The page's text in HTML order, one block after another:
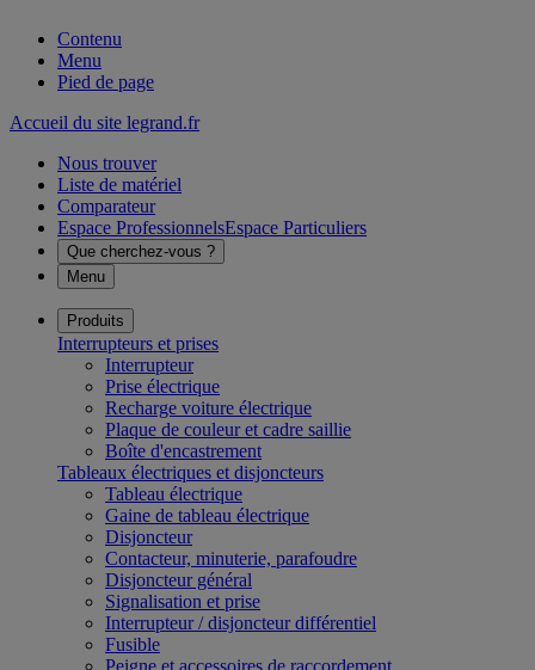
Contenu
Menu
Pied de page
Accueil du site legrand.fr
Nous trouver
Liste de matériel
Comparateur
Espace ProfessionnelsEspace Particuliers
Que cherchez-vous ?
Menu
Produits
Interrupteurs et prises
Interrupteur
Prise électrique
Recharge voiture électrique
Plaque de couleur et cadre saillie
Boîte d'encastrement
Tableaux électriques et disjoncteurs
Tableau électrique
Gaine de tableau électrique
Disjoncteur
Contacteur, minuterie, parafoudre
Disjoncteur général
Signalisation et prise
Interrupteur / disjoncteur différentiel
Fusible
Peigne et accessoires de raccordement